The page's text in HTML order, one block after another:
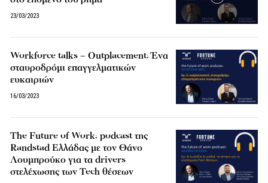
23/03/2023
Workforce talks – Outplacement: Ένα
σταυροδρόμι επαγγελματικών
ευκαιριών
16/03/2023
The Future of Work: podcast της
Randstad Ελλάδας με τον Θάνο
Λουμπρούκο για τα drivers
στελέχωσης των Tech θέσεων